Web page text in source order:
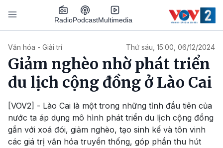
Nhảy đến nội dung
RadioPodcastMultimedia
Văn hóa - Giải trí Thứ sáu, 15:00, 06/12/2024
Giảm nghèo nhờ phát triển
du lịch cộng đồng ở Lào Cai
[VOV2] - Lào Cai là một trong những tỉnh đầu tiên của
nước ta áp dụng mô hình phát triển du lịch cộng đồng
gắn với xoá đói, giảm nghèo, tạo sinh kế và tôn vinh
các giá trị văn hóa truyền thống, góp phần thu hút